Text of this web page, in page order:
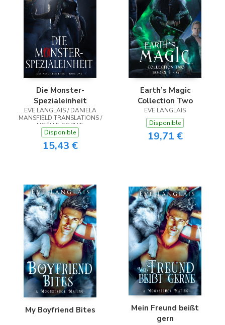
Die Monster-
Spezialeinheit
EVE LANGLAIS / DANIELA
MANSFIELD TRANSLATIONS /
NOËLLE-SOPHIE
NIEDERBERGER
Disponible
15,43 €
Earth’s Magic
Collection Two
EVE LANGLAIS
Disponible
19,71 €
My Boyfriend Bites
Mein Freund beißt
gern